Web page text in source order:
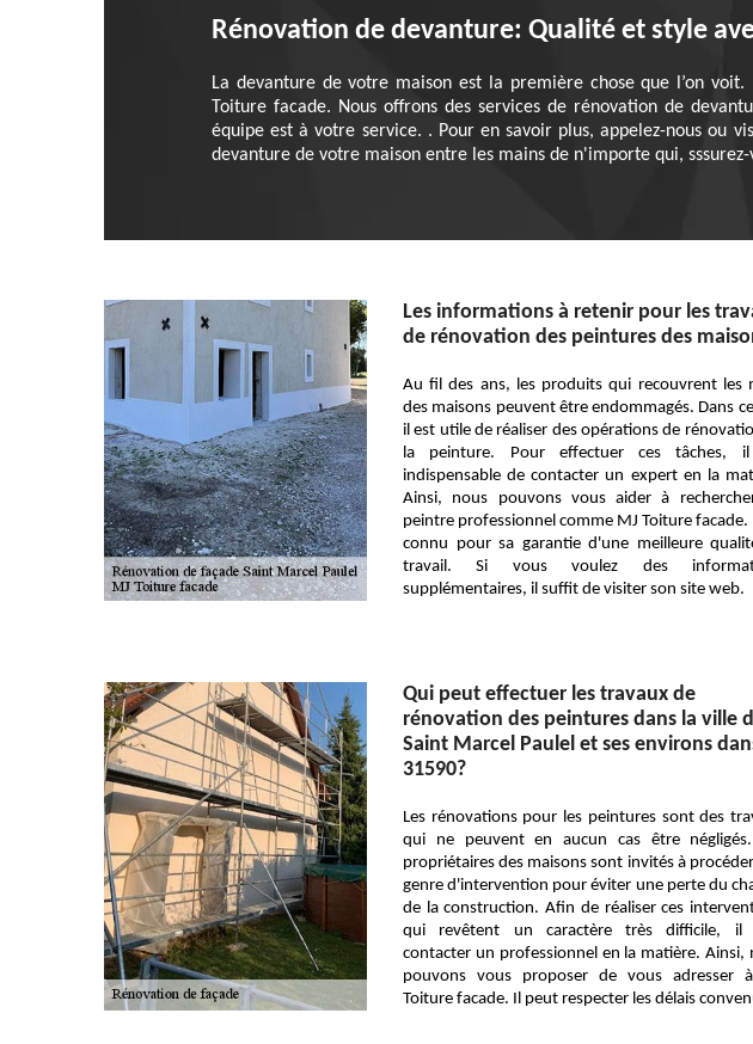
Rénovation de devanture: Qualité et style
La devanture de votre maison est la première chose que l’on
Toiture facade. Nous offrons des services de rénovation de
équipe est à votre service. . Pour en savoir plus, appelez-nous ou
devanture de votre maison entre les mains de n'importe qui,
Les informations à retenir pour les
de rénovation des peintures des
Au fil des ans, les produits qui recouvrent les
des maisons peuvent être endommagés. Dans
il est utile de réaliser des opérations de
la peinture. Pour effectuer ces tâches,
indispensable de contacter un expert en la
Ainsi, nous pouvons vous aider à
peintre professionnel comme MJ Toiture facade.
connu pour sa garantie d'une meilleure
travail. Si vous voulez des
supplémentaires, il suffit de visiter son site web.
Qui peut effectuer les travaux de
rénovation des peintures dans la ville
Saint Marcel Paulel et ses environs
31590?
Les rénovations pour les peintures sont des
qui ne peuvent en aucun cas être
propriétaires des maisons sont invités à
genre d'intervention pour éviter une perte du
de la construction. Afin de réaliser ces
qui revêtent un caractère très difficile, il
contacter un professionnel en la matière. Ainsi,
pouvons vous proposer de vous adresser
Toiture facade. Il peut respecter les délais